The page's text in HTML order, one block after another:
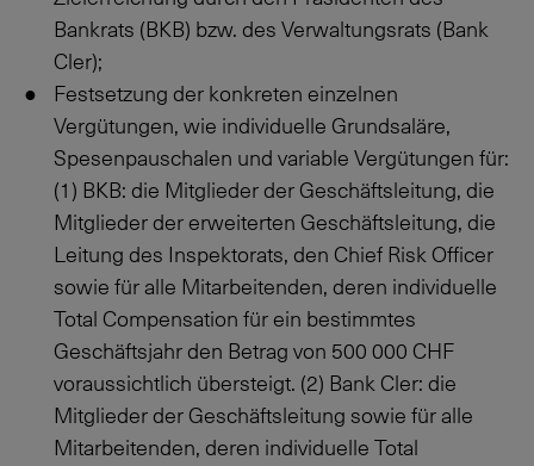
Bankrats (BKB) bzw. des Verwaltungsrats (Bank
Cler);
Festsetzung der konkreten einzelnen
Vergütungen, wie individuelle Grundsaläre,
Spesenpauschalen und variable Vergütungen für:
(1) BKB: die Mitglieder der Geschäftsleitung, die
Mitglieder der erweiterten Geschäftsleitung, die
Leitung des Inspektorats, den Chief Risk Officer
sowie für alle Mitarbeitenden, deren individuelle
Total Compensation für ein bestimmtes
Geschäftsjahr den Betrag von 500 000 CHF
voraussichtlich übersteigt. (2) Bank Cler: die
Mitglieder der Geschäftsleitung sowie für alle
Mitarbeitenden, deren individuelle Total